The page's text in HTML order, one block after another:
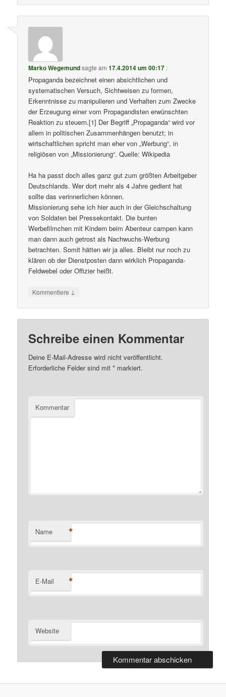
Marko Wegemundsagte am17.4.2014 um 00:17 :
Propaganda bezeichnet einen absichtlichen und
systematischen Versuch, Sichtweisen zu formen,
Erkenntnisse zu manipulieren und Verhalten zum Zwecke
der Erzeugung einer vom Propagandisten erwünschten
Reaktion zu steuern.[1] Der Begriff „Propaganda“ wird vor
allem in politischen Zusammenhängen benutzt; in
wirtschaftlichen spricht man eher von „Werbung“, in
religiösen von „Missionierung“. Quelle: Wikipedia
Ha ha passt doch alles ganz gut zum größten Arbeitgeber
Deutschlands. Wer dort mehr als 4 Jahre gedient hat
sollte das verinnerlichen können.
Missionierung sehe ich hier auch in der Gleichschaltung
von Soldaten bei Pressekontakt. Die bunten
Werbefilmchen mit Kindern beim Abenteur campen kann
man dann auch getrost als Nachwuchs-Werbung
betrachten. Somit hätten wir ja alles. Bleibt nur noch zu
klären ob der Dienstposten dann wirklich Propaganda-
Feldwebel oder Offizier heißt.
Kommentiere ↓
Schreibe einen Kommentar
Deine E-Mail-Adresse wird nicht veröffentlicht.
Erforderliche Felder sind mit* markiert.
Kommentar
Name *
E-Mail *
Website